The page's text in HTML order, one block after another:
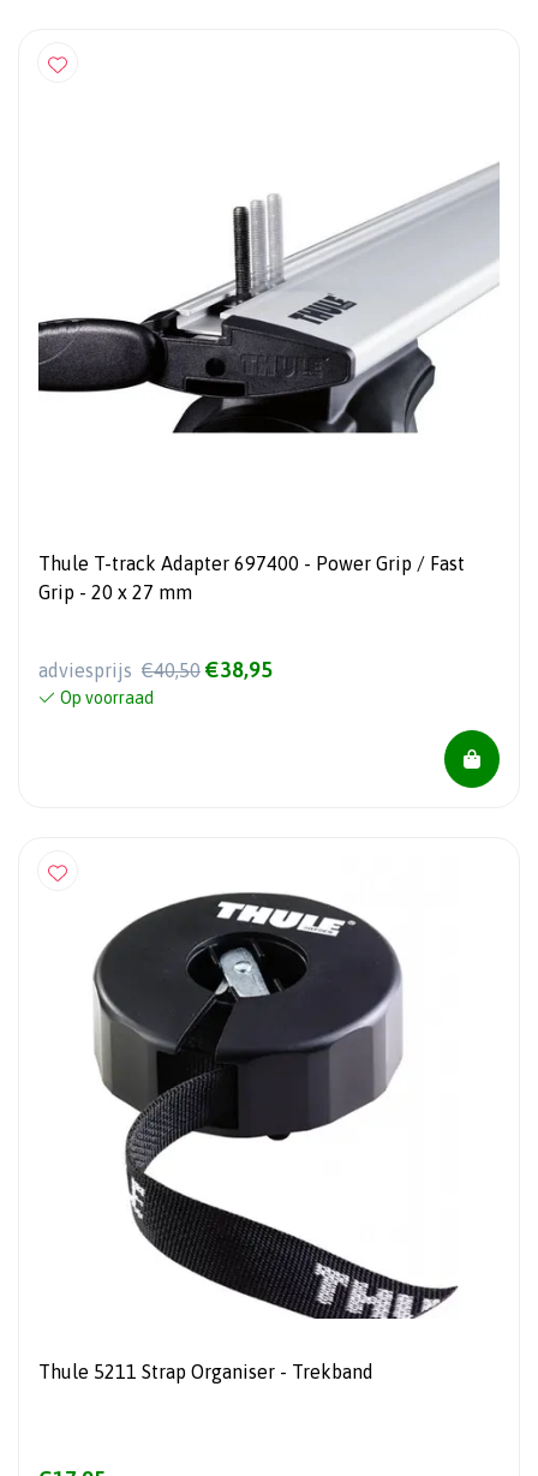
Thule T-track Adapter 697400 - Power Grip / Fast
Grip - 20 x 27 mm
adviesprijs €40,50 €38,95
Op voorraad
Thule 5211 Strap Organiser - Trekband